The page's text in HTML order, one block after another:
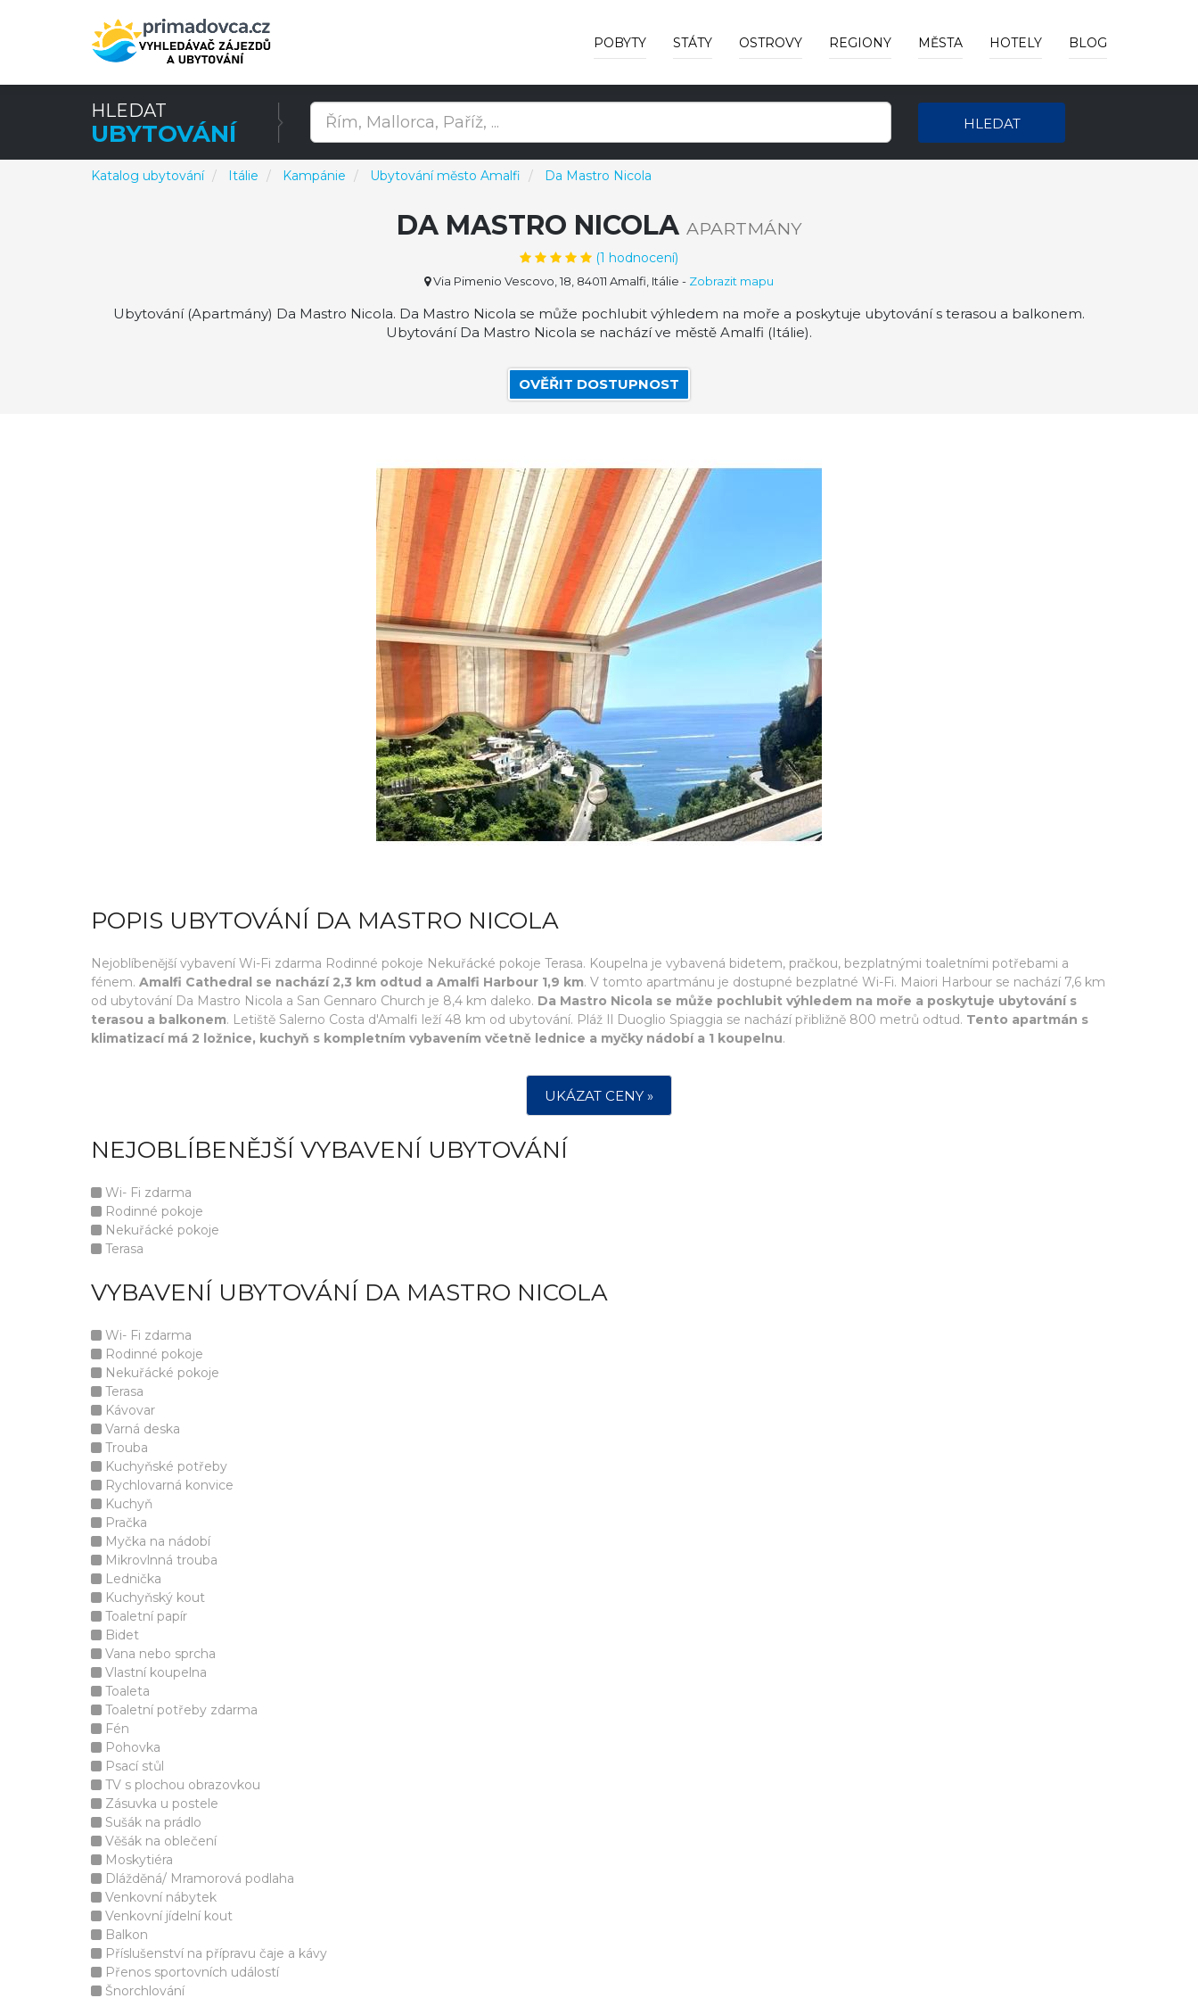
POBYTY STÁTY OSTROVY REGIONY MĚSTA HOTELY BLOG
HLEDAT
UBYTOVÁNÍ HLEDAT
Katalog ubytování Itálie Kampánie Ubytování město Amalfi Da Mastro Nicola
DA MASTRO NICOLA APARTMÁNY
(1 hodnocení)
Via Pimenio Vescovo, 18, 84011 Amalfi, Itálie - Zobrazit mapu
Ubytování (Apartmány) Da Mastro Nicola. Da Mastro Nicola se může pochlubit výhledem na moře a poskytuje ubytování s terasou a balkonem.
Ubytování Da Mastro Nicola se nachází ve městě Amalfi (Itálie).
OVĚŘIT DOSTUPNOST
POPIS UBYTOVÁNÍ DA MASTRO NICOLA
Nejoblíbenější vybavení Wi-Fi zdarma Rodinné pokoje Nekuřácké pokoje Terasa. Koupelna je vybavená bidetem, pračkou, bezplatnými toaletními potřebami a
fénem. Amalfi Cathedral se nachází 2,3 km odtud a Amalfi Harbour 1,9 km. V tomto apartmánu je dostupné bezplatné Wi-Fi. Maiori Harbour se nachází 7,6 km
od ubytování Da Mastro Nicola a San Gennaro Church je 8,4 km daleko. Da Mastro Nicola se může pochlubit výhledem na moře a poskytuje ubytování s
terasou a balkonem. Letiště Salerno Costa d'Amalfi leží 48 km od ubytování. Pláž Il Duoglio Spiaggia se nachází přibližně 800 metrů odtud. Tento apartmán s
klimatizací má 2 ložnice, kuchyň s kompletním vybavením včetně lednice a myčky nádobí a 1 koupelnu.
UKÁZAT CENY »
NEJOBLÍBENĚJŠÍ VYBAVENÍ UBYTOVÁNÍ
Wi- Fi zdarma
Rodinné pokoje
Nekuřácké pokoje
Terasa
VYBAVENÍ UBYTOVÁNÍ DA MASTRO NICOLA
Wi- Fi zdarma
Rodinné pokoje
Nekuřácké pokoje
Terasa
Kávovar
Varná deska
Trouba
Kuchyňské potřeby
Rychlovarná konvice
Kuchyň
Pračka
Myčka na nádobí
Mikrovlnná trouba
Lednička
Kuchyňský kout
Toaletní papír
Bidet
Vana nebo sprcha
Vlastní koupelna
Toaleta
Toaletní potřeby zdarma
Fén
Pohovka
Psací stůl
TV s plochou obrazovkou
Zásuvka u postele
Sušák na prádlo
Věšák na oblečení
Moskytiéra
Dlážděná/ Mramorová podlaha
Venkovní nábytek
Venkovní jídelní kout
Balkon
Příslušenství na přípravu čaje a kávy
Přenos sportovních událostí
Šnorchlování